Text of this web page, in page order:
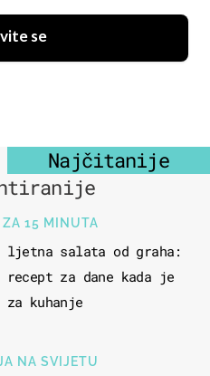
se
Najčitanije
15 MINUTA
ljetna salata od graha:
za dane kada je
za kuhanje
NA SVIJETU